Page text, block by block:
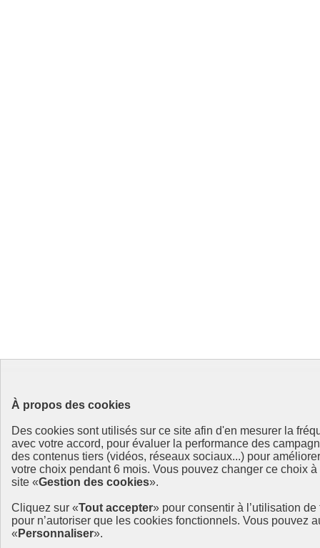
À propos des cookies
Des cookies sont utilisés sur ce site afin d'en mesurer la
avec votre accord, pour évaluer la performance des
des contenus tiers (vidéos, réseaux sociaux...) pour
votre choix pendant 6 mois. Vous pouvez changer ce choix
site «Gestion des cookies».
Cliquez sur «Tout accepter» pour consentir à l’utilisation
pour n’autoriser que les cookies fonctionnels. Vous pouvez
« Personnaliser».